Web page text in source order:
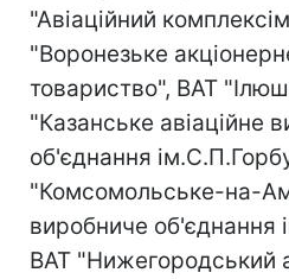
"Авіаційний
"Воронезьке
товариство", ВАТ
"Казанське авіаційне
об'єднання
"Комсомольське-на-
виробниче об'єднання
ВАТ "Нижегородський